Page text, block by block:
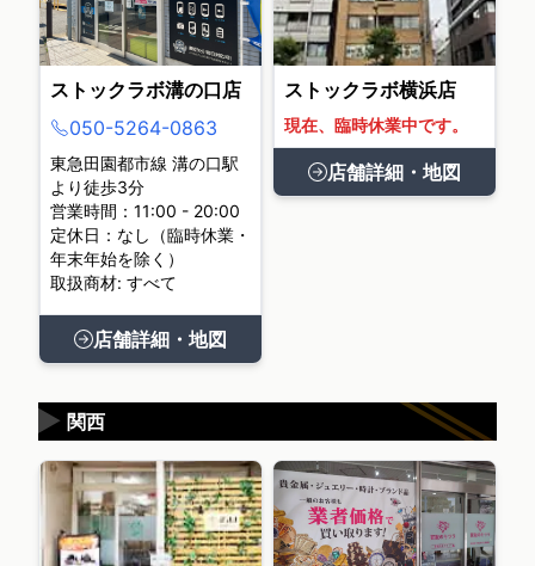
ストックラボ溝の口店
050-5264-0863
東急田園都市線 溝の口駅
より徒歩3分
営業時間：11:00 - 20:00
定休日：なし（臨時休業・
年末年始を除く）
取扱商材: すべて
店舗詳細・地図
ストックラボ横浜店
現在、臨時休業中です。
店舗詳細・地図
関西
▶